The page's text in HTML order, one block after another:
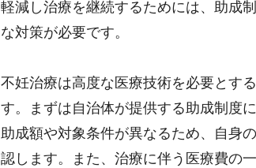
軽減し治療を継続するためには、助成
な対策が必要です。
不妊治療は高度な医療技術を必要とす
す。まずは自治体が提供する助成制度
助成額や対象条件が異なるため、自身
認します。また、治療に伴う医療費の